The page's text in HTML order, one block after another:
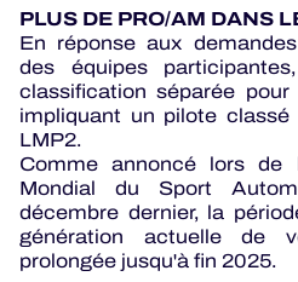
PLUS DE PRO/AM DANS
En réponse aux
des équipes
classification séparée
impliquant un pilote
LMP2.
Comme annoncé lors de
Mondial du Sport
décembre dernier, la
génération actuelle de
prolongée jusqu'à fin 2025.